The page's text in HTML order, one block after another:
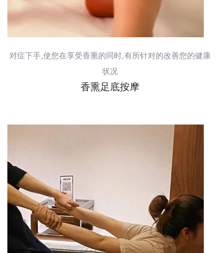
对症下手,使您在享受香熏的同时,有所针对的改善您的健康
状况
香熏足底按摩